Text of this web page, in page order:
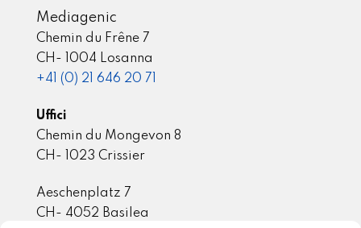
Mediagenic
Chemin du Frêne 7
CH- 1004 Losanna
+41 (0) 21 646 20 71
Uffici
Chemin du Mongevon 8
CH- 1023 Crissier
Aeschenplatz 7
CH- 4052 Basilea